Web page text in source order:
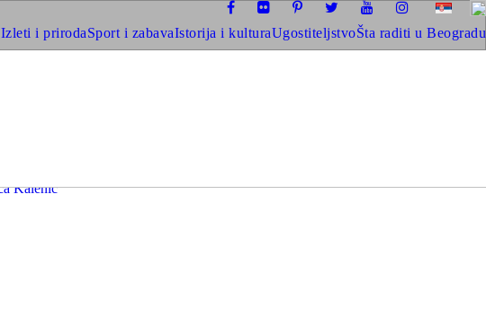
Izleti i prirodaSport i zabavaIstorija i kulturaUgostiteljstvoŠta raditi u Beogradu